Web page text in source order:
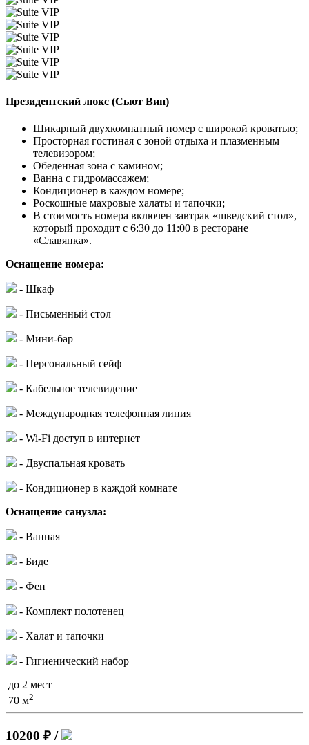
Президентский люкс (Сьют Вип)
Шикарный двухкомнатный номер с широкой кроватью;
Просторная гостиная с зоной отдыха и плазменным
телевизором;
Обеденная зона с камином;
Ванна с гидромассажем;
Кондиционер в каждом номере;
Роскошные махровые халаты и тапочки;
В стоимость номера включен завтрак «шведский стол»,
который проходит с 6:30 до 11:00 в ресторане
«Славянка».
Оснащение номера:
- Шкаф
- Письменный стол
- Мини-бар
- Персональный сейф
- Кабельное телевидение
- Международная телефонная линия
- Wi-Fi доступ в интернет
- Двуспальная кровать
- Кондиционер в каждой комнате
Оснащение санузла:
- Ванная
- Биде
- Фен
- Комплект полотенец
- Халат и тапочки
- Гигиенический набор
до 2 мест
70 м2
10200 ₽ /